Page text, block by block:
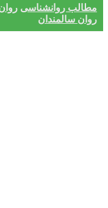
مطالب روانشناسی
روان سالمندان